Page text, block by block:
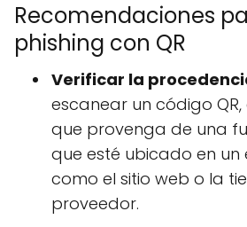
Recomendaciones
phishing con QR
Verificar la
escanear un código
que provenga de una
que esté ubicado en un
como el sitio web o la
proveedor.